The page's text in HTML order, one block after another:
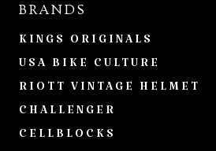
BRANDS
KINGS ORIGINALS
USA BIKE CULTURE
RIOTT VINTAGE HELMET
CHALLENGER
CELLBLOCKS